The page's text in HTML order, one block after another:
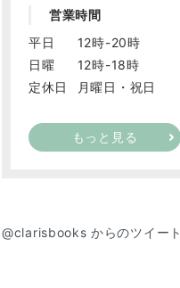
営業時間
平日
12時-20時
日曜
12時-18時
定休日
月曜日・祝日
もっと見る
@clarisbooks からのツイート